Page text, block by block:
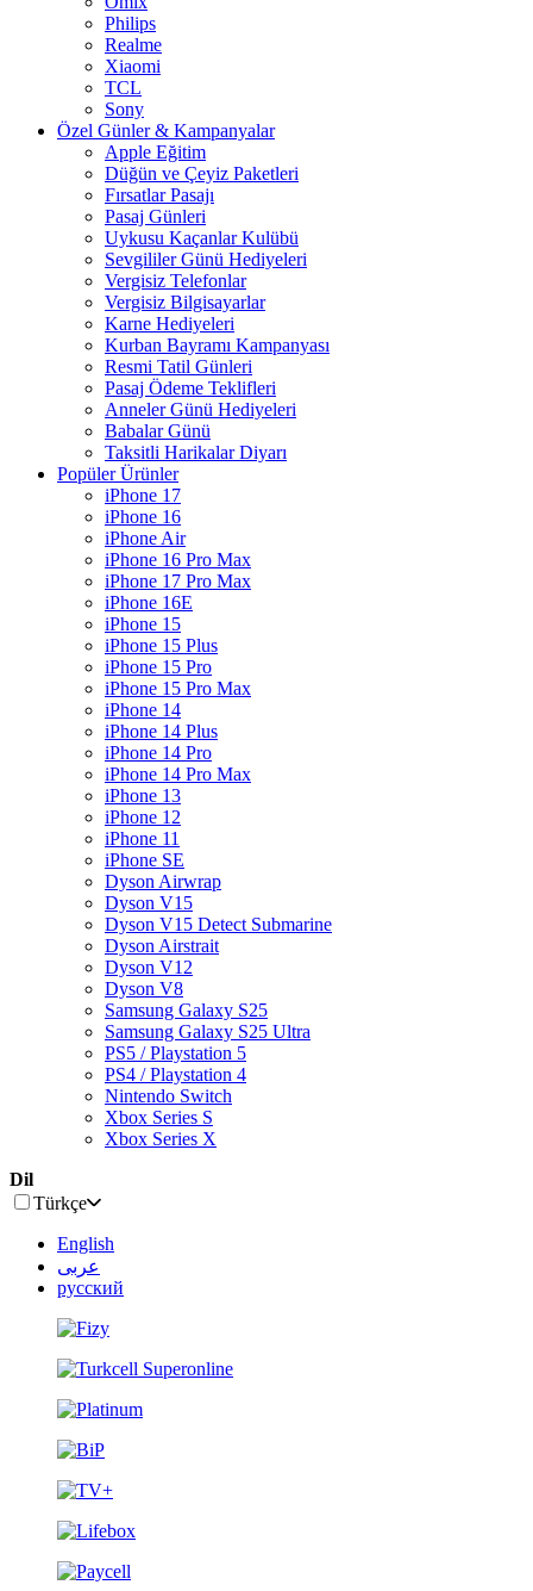
Philips
Realme
Xiaomi
TCL
Sony
Özel Günler & Kampanyalar
Apple Eğitim
Düğün ve Çeyiz Paketleri
Fırsatlar Pasajı
Pasaj Günleri
Uykusu Kaçanlar Kulübü
Sevgililer Günü Hediyeleri
Vergisiz Telefonlar
Vergisiz Bilgisayarlar
Karne Hediyeleri
Kurban Bayramı Kampanyası
Resmi Tatil Günleri
Pasaj Ödeme Teklifleri
Anneler Günü Hediyeleri
Babalar Günü
Taksitli Harikalar Diyarı
Popüler Ürünler
iPhone 17
iPhone 16
iPhone Air
iPhone 16 Pro Max
iPhone 17 Pro Max
iPhone 16E
iPhone 15
iPhone 15 Plus
iPhone 15 Pro
iPhone 15 Pro Max
iPhone 14
iPhone 14 Plus
iPhone 14 Pro
iPhone 14 Pro Max
iPhone 13
iPhone 12
iPhone 11
iPhone SE
Dyson Airwrap
Dyson V15
Dyson V15 Detect Submarine
Dyson Airstrait
Dyson V12
Dyson V8
Samsung Galaxy S25
Samsung Galaxy S25 Ultra
PS5 / Playstation 5
PS4 / Playstation 4
Nintendo Switch
Xbox Series S
Xbox Series X
Dil
Türkçe
English
عربى
русский